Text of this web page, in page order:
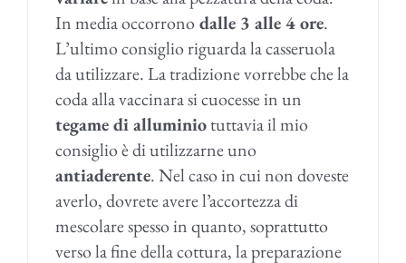
In media occorronodalle 3 alle 4 ore.
L’ultimo consiglio riguarda la casseruola
da utilizzare. La tradizione vorrebbe che la
coda alla vaccinara si cuocesse in un
tegame di alluminiotuttavia il mio
consiglio è di utilizzarne uno
antiaderente. Nel caso in cui non doveste
averlo, dovrete avere l’accortezza di
mescolare spesso in quanto, soprattutto
verso la fine della cottura, la preparazione